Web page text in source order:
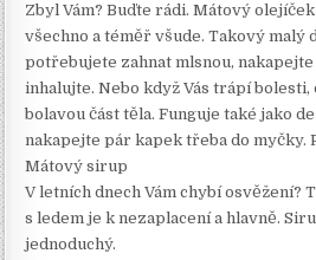
Zbyl Vám? Buďte rádi. Mátový
všechno a téměř všude. Takový malý
potřebujete zahnat mlsnou,
inhalujte. Nebo když Vás trápí
bolavou část těla. Funguje také jako
nakapejte pár kapek třeba do myčky.
Mátový sirup
V letních dnech Vám chybí osvěžení?
s ledem je k nezaplacení a hlavně.
jednoduchý.